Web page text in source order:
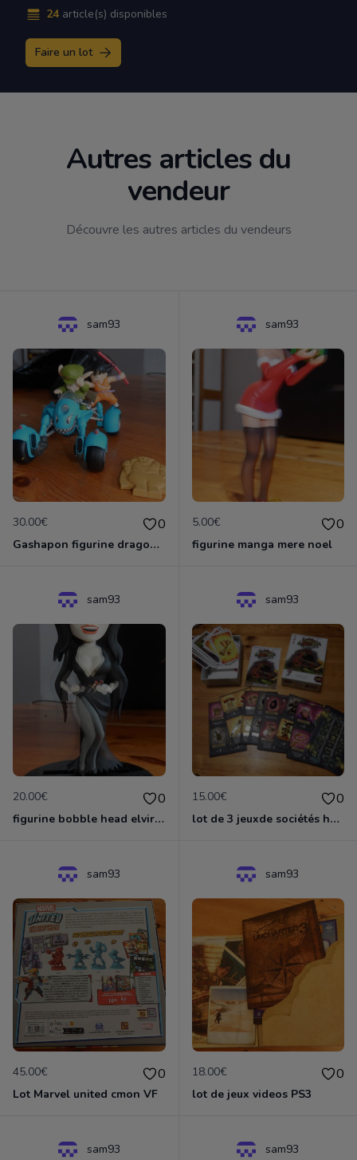
24 article(s) disponibles
Faire un lot
Autres articles du
vendeur
Découvre les autres articles du vendeurs
sam93
30.00€ 0
Gashapon figurine dragon ball sangoku + oolong +moto bleue
sam93
5.00€ 0
figurine manga mere noel
sam93
20.00€ 0
figurine bobble head elvira mistress of darkness
sam93
15.00€ 0
lot de 3 jeuxde sociétés héros à louer+ welcome to the dungeon+welcome back to the dungeon
sam93
45.00€ 0
Lot Marvel united cmon VF
sam93
18.00€ 0
lot de jeux videos PS3
sam93 sam93